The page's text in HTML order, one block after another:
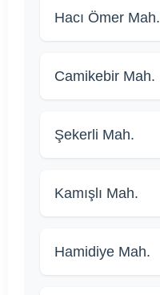
Hacı Ömer Mah.
Camikebir Mah.
Şekerli Mah.
Kamışlı Mah.
Hamidiye Mah.